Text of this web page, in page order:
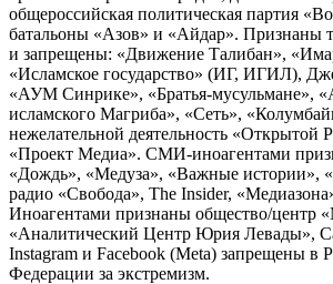
общероссийская политическая партия
батальоны «Азов» и «Айдар». Признаны
и запрещены: «Движение Талибан»,
«Исламское государство» (ИГ, ИГИЛ),
«АУМ Синрике», «Братья-мусульмане»,
исламского Магриба», «Сеть»,
нежелательной деятельность «Открытой
«Проект Медиа». СМИ-иноагентами
«Дождь», «Медуза», «Важные истории»,
радио «Свобода», The Insider,
Иноагентами признаны общество/центр
«Аналитический Центр Юрия Левады»,
Instagram и Facebook (Metа) запрещены в
Федерации за экстремизм.